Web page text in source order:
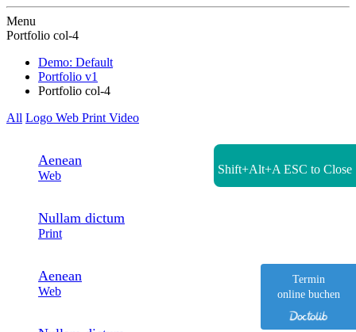
Termin
online buchen
Zur Startseite
Menu
Portfolio col-4
Demo: Default
Portfolio v1
Portfolio col-4
All Logo Web Print Video
Aenean
Web
Nullam dictum
Print
Aenean
Web
Shift+Alt+A ESC to Close